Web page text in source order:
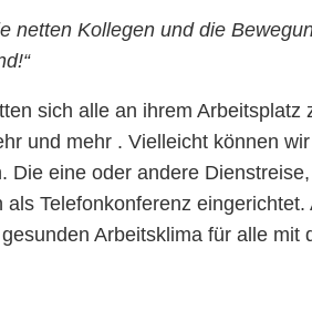
netten Kollegen und die
sich alle an ihrem
und mehr . Vielleicht können
Die eine oder andere
als Telefonkonferenz
Arbeitsklima für alle